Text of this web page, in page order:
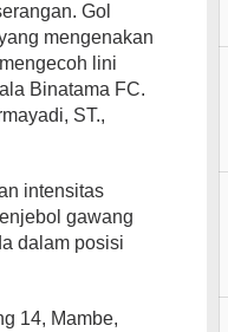
‎Gol
mengenakan
lini
Binatama FC.
ST.,
intensitas
gawang
dalam posisi
14, Mambe,